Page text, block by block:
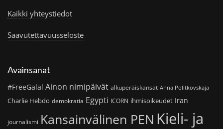
Kaikki yhteystiedot
Saavutettavuusseloste
Avainsanat
#FreeGalal Ainon nimipäivät alkuperäiskansat Anna Politkovskaja
Charlie Hebdo demokratia Egypti ICORN ihmisoikeudet Iran
journalismi Kansainvälinen PEN Kieli- ja